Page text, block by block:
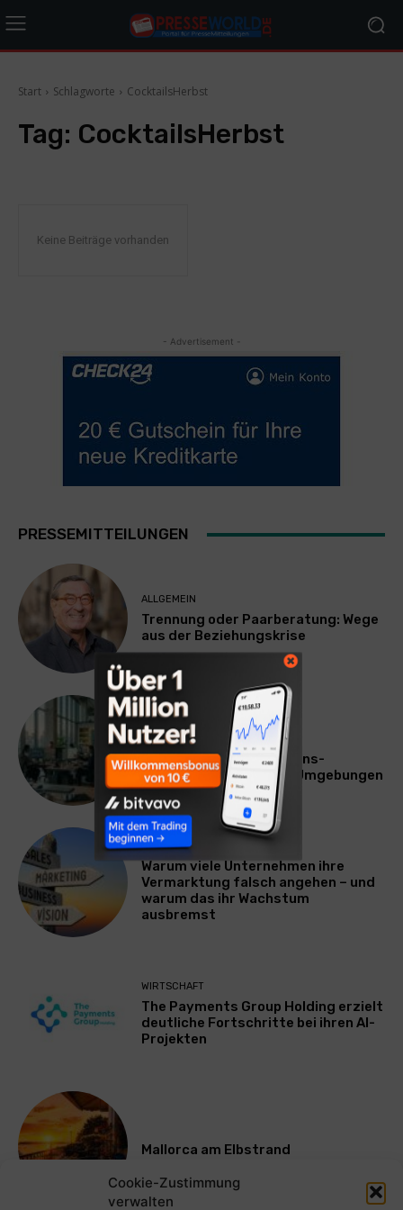
Cookie-Zustimmung
verwalten
Start Schlagworte CocktailsHerbst
Tag: CocktailsHerbst
Keine Beiträge vorhanden
- Advertisement -
PRESSEMITTEILUNGEN
ALLGEMEIN
Trennung oder Paarberatung: Wege
aus der Beziehungskrise
TECHNIK
SourcingBlox startet
CentaurNexus: Operations-
Plattform für Zscaler-Umgebungen
WERBUNG & MARKETING
Warum viele Unternehmen ihre
Vermarktung falsch angehen – und
warum das ihr Wachstum
ausbremst
WIRTSCHAFT
The Payments Group Holding erzielt
deutliche Fortschritte bei ihren AI-
Projekten
Mallorca am Elbstrand